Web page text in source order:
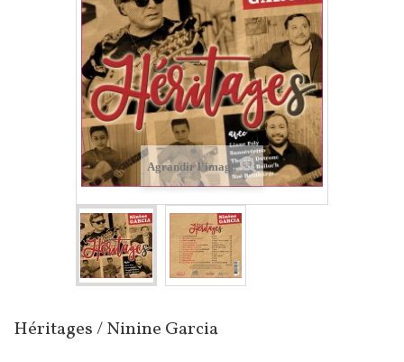
Agrandir l'image
Héritages / Ninine Garcia